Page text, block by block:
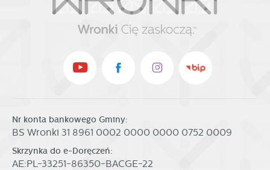
Nr konta bankowego Gminy:
BS Wronki 31 8961 0002 0000 0000 0752 0009
Skrzynka do e-Doręczeń:
AE:PL-33251-86350-BACGE-22